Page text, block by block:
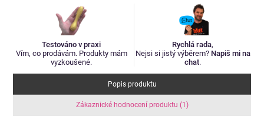
Testováno v praxi
Vím, co prodávám. Produkty mám
vyzkoušené.
Rychlá rada,
Nejsi si jistý výběrem? Napiš mi na
chat.
Popis produktu
Zákaznické hodnocení produktu (1)